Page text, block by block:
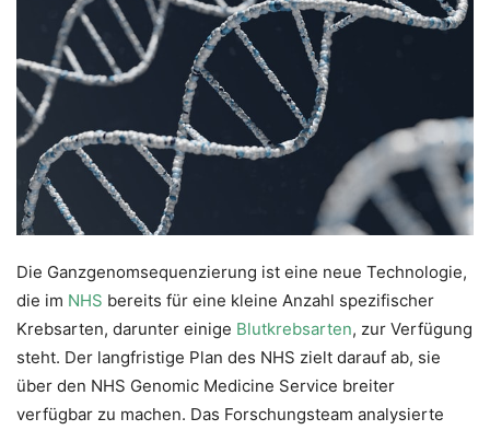
Die Ganzgenomsequenzierung ist eine neue Technologie,
die im NHS bereits für eine kleine Anzahl spezifischer
Krebsarten, darunter einige Blutkrebsarten, zur Verfügung
steht. Der langfristige Plan des NHS zielt darauf ab, sie
über den NHS Genomic Medicine Service breiter
verfügbar zu machen. Das Forschungsteam analysierte